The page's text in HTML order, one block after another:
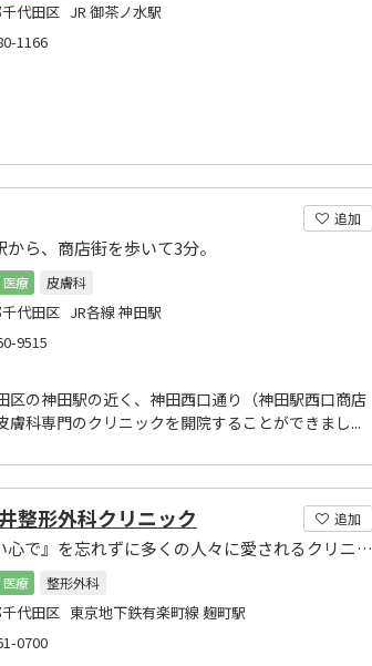
代田区 JR 御茶ノ水駅
1166
追加
ら、商店街を歩いて3分。
療
皮膚科
代田区 JR各線 神田駅
9515
区の神田駅の近く、神田西口通り（神田駅西口商店
膚科専門のクリニックを開院することができまし...
追加
整形外科クリニック
『暖かい手で 暖かい心で』を忘れずに多くの人々に愛されるクリニックを目指します。
療
整形外科
代田区 東京地下鉄有楽町線 麹町駅
0700